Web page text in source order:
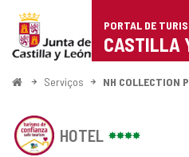
Portal
de
Turismo
de
Castilla
PORTAL DE
CASTILLA
ComeçoServiços NH COLLECTION
HOTEL
estabelecimento